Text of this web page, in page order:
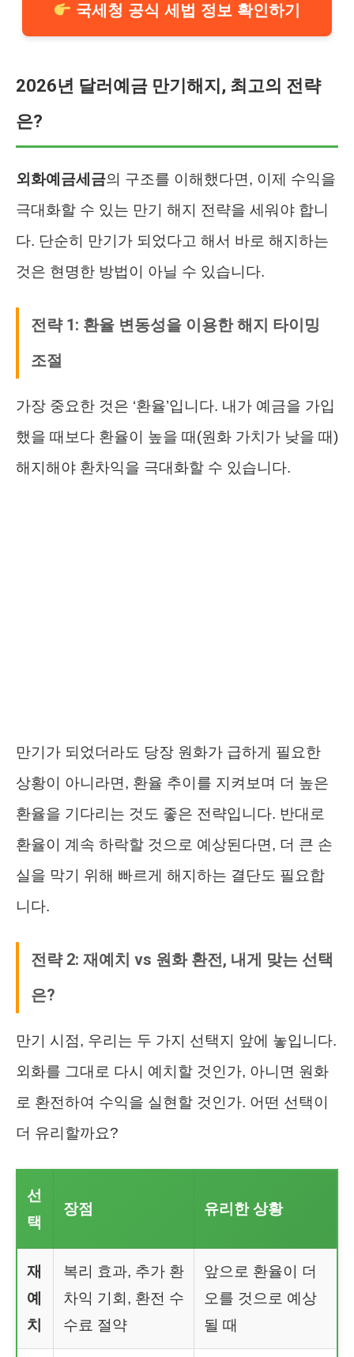
국세청 공식 세법 정보 확인하기
2026년 달러예금 만기해지, 최고의 전략
은?
외화예금세금의 구조를 이해했다면, 이제 수익을
극대화할 수 있는 만기 해지 전략을 세워야 합니
다. 단순히 만기가 되었다고 해서 바로 해지하는
것은 현명한 방법이 아닐 수 있습니다.
전략 1: 환율 변동성을 이용한 해지 타이밍
조절
가장 중요한 것은 ‘환율’입니다. 내가 예금을 가입
했을 때보다 환율이 높을 때(원화 가치가 낮을 때)
해지해야 환차익을 극대화할 수 있습니다.
만기가 되었더라도 당장 원화가 급하게 필요한
상황이 아니라면, 환율 추이를 지켜보며 더 높은
환율을 기다리는 것도 좋은 전략입니다. 반대로
환율이 계속 하락할 것으로 예상된다면, 더 큰 손
실을 막기 위해 빠르게 해지하는 결단도 필요합
니다.
전략 2: 재예치 vs 원화 환전, 내게 맞는 선택
은?
만기 시점, 우리는 두 가지 선택지 앞에 놓입니다.
외화를 그대로 다시 예치할 것인가, 아니면 원화
로 환전하여 수익을 실현할 것인가. 어떤 선택이
더 유리할까요?
선
택
장점 유리한 상황
재
예
치
복리 효과, 추가 환
차익 기회, 환전 수
수료 절약
앞으로 환율이 더
오를 것으로 예상
될 때